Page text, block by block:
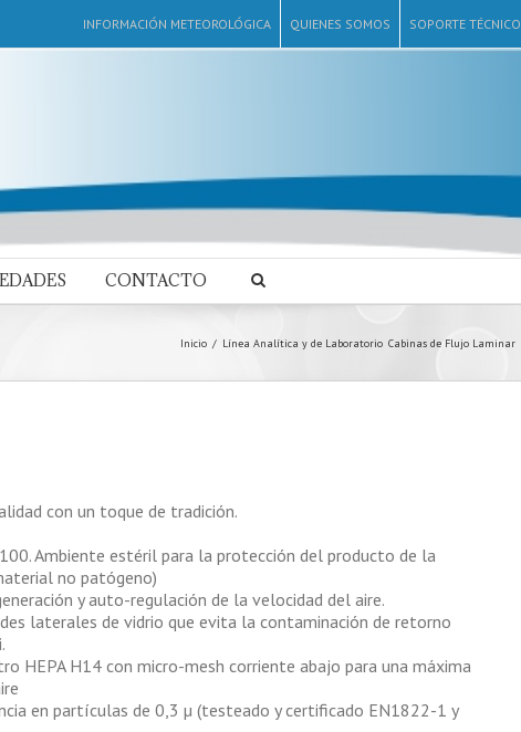
INFORMACIÓN METEOROLÓGICA QUIENES SOMOS SOPORTE TÉCNICO
CONTACTO
Inicio Línea Analítica y de Laboratorio Cabinas de Flujo Laminar
con un toque de tradición.
Ambiente estéril para la protección del producto de la
no patógeno)
y auto-regulación de la velocidad del aire.
laterales de vidrio que evita la contaminación de retorno
HEPA H14 con micro-mesh corriente abajo para una máxima
en partículas de 0,3 µ (testeado y certificado EN1822-1 y